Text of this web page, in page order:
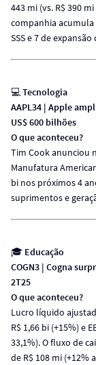
443 mi (vs. R$ 390
companhia
SSS e 7 de
💻Tecnologia
AAPL34 | Apple
US$ 600 bilhões
O que aconteceu?
Tim Cook anunciou
Manufatura
bi nos próximos 4
suprimentos e
🎓 Educação
COGN3 | Cogna
2T25
O que aconteceu?
Lucro líquido
R$ 1,66 bi (+15%) e
33,1%). O fluxo de
de R$ 108 mi (+12%